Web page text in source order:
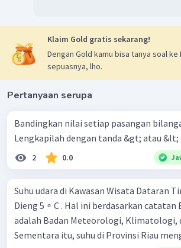
Klaim Gold gratis sekarang!
Dengan Gold kamu bisa tanya soal ke
sepuasnya, lho.
Pertanyaan serupa
Bandingkan nilai setiap pasangan
2 0.0
Suhu udara di Kawasan Wisata Dataran
Dieng 5 ∘ C . Hal ini berdasarkan catatan
adalah Badan Meteorologi, Klimatologi,
Sementara itu, suhu di Provinsi Riau